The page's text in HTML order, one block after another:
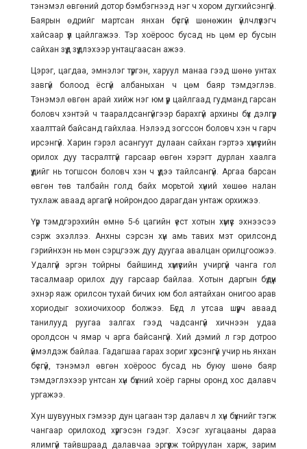
тэнэмэл өвгөний дотор бэмбэгнээд нэг ч хором дугхийсэнгүй.
Баярын өдрийг мартсан янхан бүсгүй шөнөжин үйлчлүүлэгч
хайсаар үүл цайлгажээ. Тэр хоёроос бусад нь цөм ер бусын
сайхан зүүд зүүдлэхээр унтацгаасан ажээ.
Цэрэг, цагдаа, эмнэлэг түргэн, харуул манаа гээд шөнө унтах
завгүй болоод ёсгүй албаныхан ч цөм баяр тэмдэглэв.
Тэнэмэл өвгөн арай хийж нэг юм үүр цайлгаад гудманд гарсан
боловч хэнтэй ч тааралдсангүйгээр барахгүй архины бүх дэлгүүр
хаалттай байсанд гайхлаа. Нэлээд зогссон боловч хэн ч гарч
ирсэнгүй. Харин гэрэл асангуут дулаан сайхан гэртээ хүмүүсийн
орилох дуу тасралтгүй гарсаар өвгөн хэрэгт дурлан хаалга
үүдийг нь тогшсон боловч хэн ч үүдээ тайлсангүй. Аргаа барсан
өвгөн төв талбайн голд байх морьтой хүний хөшөө налан
тухлаж аваад аргагүй нойрондоо дарагдан унтаж орхижээ.
Үүр тэмдгэрэхийн өмнө 5-6 цагийн үест хотын хүмүүс эхнээсээ
сэрж эхэллээ. Анхны сэрсэн хүн амь тавих мэт орилсонд
гэрийнхэн нь мөн сэрцгээж дуу дуугаа авалцан орилцгоожээ.
Удалгүй эргэн тойрны байшинд хүмүүсийн учиргүй чанга гол
тасалмаар орилох дуу гарсаар байлаа. Хотын даргын бүдүүн
эхнэр яаж орилсон тухай бичих юм бол аятайхан онигоо арав
хориодыг зохиочихоор болжээ. Бүгд л утсаа шүүрч аваад
танилууд руугаа залгах гээд чадсангүй хичнээн удаа
оролдсон ч ямар ч арга байсангүй. Хий дэмий л гэр дотроо
үймэлдэж байлаа. Гадагшаа гарах зориг хүрсэнгүй учир нь янхан
бүсгүй, тэнэмэл өвгөн хоёроос бусад нь буюу шөнө баяр
тэмдэглэхээр унтсан хүн бүхний хоёр гарны оронд хос далавч
ургажээ.
Хун шувууных гэмээр дун цагаан тэр далавч л хүн бүхнийг тэгж
чангаар орилоход хүргэсэн гэдэг. Хэсэг хугацааны дараа
ялимгүй тайвшраад далавчаа эргүүлж тойруулан харж, зарим